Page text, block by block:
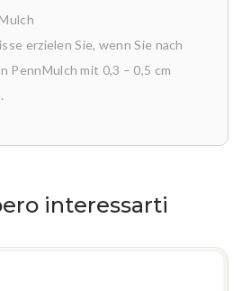
erzielen Sie, wenn Sie nach
PennMulch mit 0,3 – 0,5 cm
interessarti